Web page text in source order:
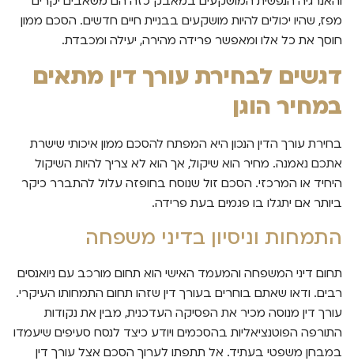
מפז, שהיו יכולים להיות מושקעים בבניית חיים חדשים. הסכם ממון
חוסך את כל אלו ומאפשר פרידה מהירה, יעילה ומכבדת.
דגשים לבחירת עורך דין מתאים
במחיר הוגן
בחירת עורך הדין הנכון היא המפתח להסכם ממון איכותי שישרת
אתכם נאמנה. מחיר הוא שיקול, אך הוא לא צריך להיות השיקול
היחיד או המרכזי. הסכם זול שנוסח בחופזה עלול להתברר כיקר
ביותר אם יתגלו בו פגמים בעת פרידה.
התמחות וניסיון בדיני משפחה
תחום דיני המשפחה והמעמד האישי הוא תחום מורכב עם ניואנסים
רבים. ודאו שאתם בוחרים בעורך דין שזהו תחום התמחותו העיקרי.
עורך דין מנוסה מכיר את הפסיקה העדכנית, מבין את נקודות
התורפה הפוטנציאליות בהסכמים ויודע כיצד לנסח סעיפים שיעמדו
במבחן משפטי בעתיד. אל תתפתו לערוך הסכם אצל עורך דין